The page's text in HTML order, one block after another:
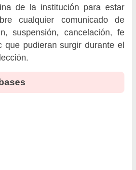
de la institución para estar
cualquier comunicado de
suspensión, cancelación, fe
que pudieran surgir durante el